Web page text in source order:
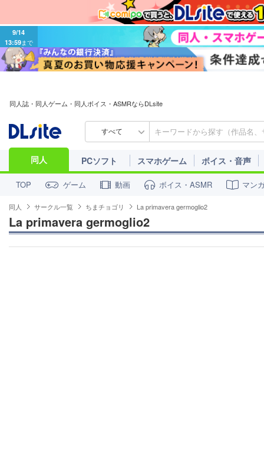
9/14
13:59まで
同人誌・同人ゲーム・同人ボイス・ASMRならDLsite
すべて
同人 PCソフト スマホゲーム ボイス・音声
TOP ゲーム 動画 ボイス・ASMR マン
同人 サークル一覧 ちまチョゴリ La primavera germoglio2
La primavera germoglio2